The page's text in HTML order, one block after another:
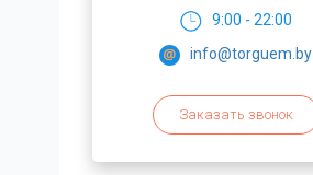
9:00 - 22:00
info@torguem.by
Заказать звонок